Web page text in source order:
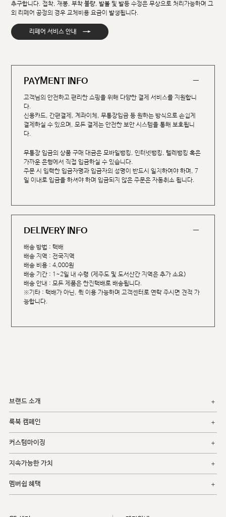
추구합니다. 접착, 재봉, 부착 불량, 발볼 및 발등 수정은 무상으로 처리가능하며 그
외 리페어 공정의 경우 교체비용 요금이 발생됩니다.
리페어 서비스 안내 →
PAYMENT INFO
고객님의 안전하고 편리한 쇼핑을 위해 다양한 결제 서비스를 지원합니
다.
신용카드, 간편결제, 계좌이체, 무통장입금 등 원하는 방식으로 손쉽게
결제하실 수 있으며, 모든 결제는 안전한 보안 시스템을 통해 보호됩니
다.
무통장 입금의 상품 구매 대금은 모바일뱅킹, 인터넷뱅킹, 텔레뱅킹 혹은
가까운 은행에서 직접 입금하실 수 있습니다.
주문 시 입력한 입금자명과 입금자의 성명이 반드시 일치하여야 하며, 7
일 이내로 입금을 하셔야 하며 입금되지 않은 주문은 자동취소 됩니다.
DELIVERY INFO
배송 방법 : 택배
배송 지역 : 전국지역
배송 비용 : 4,000원
배송 기간 : 1~2일 내 수령 (제주도 및 도서산간 지역은 추가 소요)
배송 안내 : 모든 제품은 한진택배로 배송됩니다.
※기타 : 택배가 아닌, 퀵 이용 가능하며 고객센터로 연락 주시면 견적 가
능합니다.
브랜드 소개
룩북 캠페인
커스텀마이징
지속가능한 가치
멤버쉽 혜택